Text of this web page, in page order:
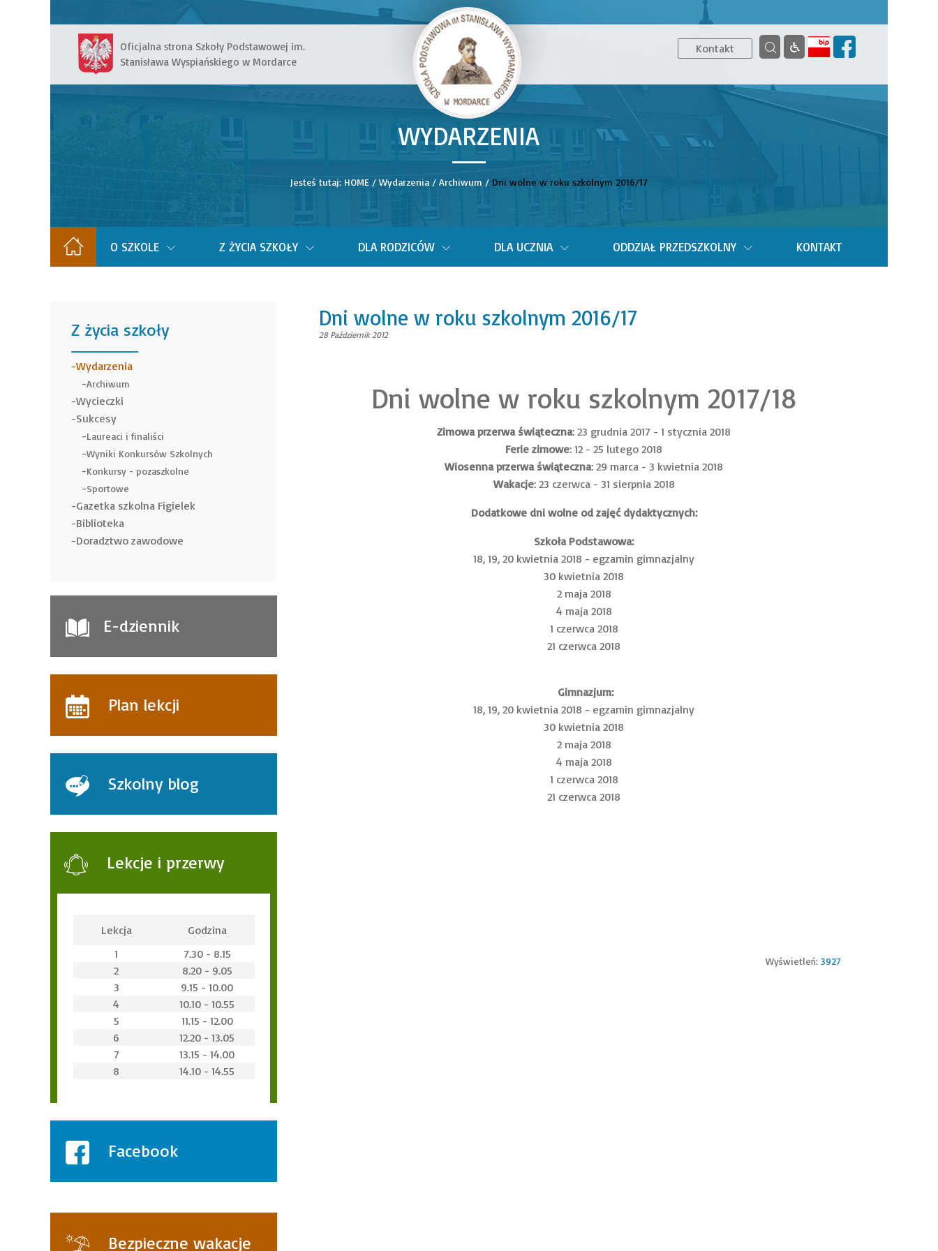
WYDARZENIA
__
Jesteś tutaj: HOME / Wydarzenia / Archiwum / Dni wolne w roku szkolnym 2016/17
Oficjalna strona Szkoły Podstawowej im.
Stanisława Wyspiańskiego w Mordarce
Kontakt
O SZKOLE Z ŻYCIA SZKOŁY DLA RODZICÓW DLA UCZNIA ODDZIAŁ PRZEDSZKOLNY KONTAKT
Z życia szkoły
______
Wydarzenia
Archiwum
Wycieczki
Sukcesy
Laureaci i finaliści
Wyniki Konkursów Szkolnych
Konkursy - pozaszkolne
Sportowe
Gazetka szkolna Figielek
Biblioteka
Doradztwo zawodowe
E-dziennik
Plan lekcji
Szkolny blog
Lekcje i przerwy
Lekcja
Godzina
1
7.30 - 8.15
2
8.20 - 9.05
3
9.15 - 10.00
4
10.10 - 10.55
5
11.15 - 12.00
6
12.20 - 13.05
7
13.15 - 14.00
8
14.10 - 14.55
Facebook
Bezpieczne wakacje
Dni wolne w roku szkolnym 2016/17
28 Październik 2012
Dni wolne w roku szkolnym 2017/18
Zimowa przerwa świąteczna: 23 grudnia 2017 - 1 stycznia 2018
Ferie zimowe: 12 - 25 lutego 2018
Wiosenna przerwa świąteczna: 29 marca - 3 kwietnia 2018
Wakacje: 23 czerwca - 31 sierpnia 2018
Dodatkowe dni wolne od zajęć dydaktycznych:
Szkoła Podstawowa:
18, 19, 20 kwietnia 2018 - egzamin gimnazjalny
30 kwietnia 2018
2 maja 2018
4 maja 2018
1 czerwca 2018
21 czerwca 2018
Gimnazjum:
18, 19, 20 kwietnia 2018 - egzamin gimnazjalny
30 kwietnia 2018
2 maja 2018
4 maja 2018
1 czerwca 2018
21 czerwca 2018
Wyświetleń: 3927